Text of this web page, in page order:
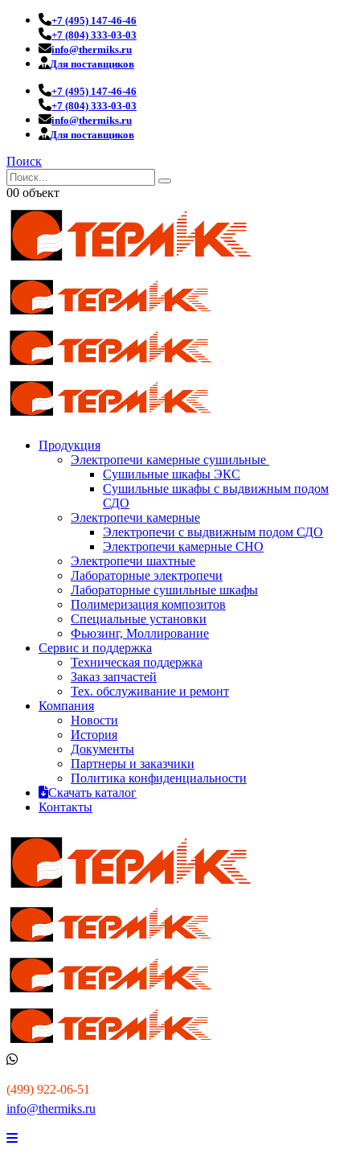
+7 (495) 147-46-46
+7 (804) 333-03-03
info@thermiks.ru
Для поставщиков
+7 (495) 147-46-46
+7 (804) 333-03-03
info@thermiks.ru
Для поставщиков
Поиск
00 объект
Продукция
Электропечи камерные сушильные
Сушильные шкафы ЭКС
Сушильные шкафы с выдвижным подом
СДО
Электропечи камерные
Электропечи с выдвижным подом СДО
Электропечи камерные СНО
Электропечи шахтные
Лабораторные электропечи
Лабораторные сушильные шкафы
Полимеризация композитов
Специальные установки
Фьюзинг, Моллирование
Сервис и поддержка
Техническая поддержка
Заказ запчастей
Тех. обслуживание и ремонт
Компания
Новости
История
Документы
Партнеры и заказчики
Политика конфиденциальности
Скачать каталог
Контакты
(499) 922-06-51
info@thermiks.ru